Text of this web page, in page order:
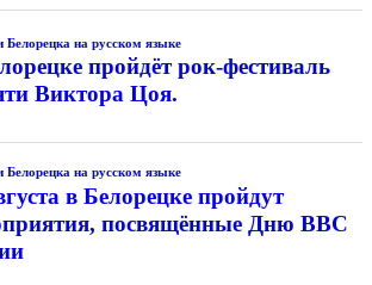
Белорецка на русском языке
пройдёт рок-фестиваль
Виктора Цоя.
Белорецка на русском языке
в Белорецке пройдут
посвящённые Дню ВВС